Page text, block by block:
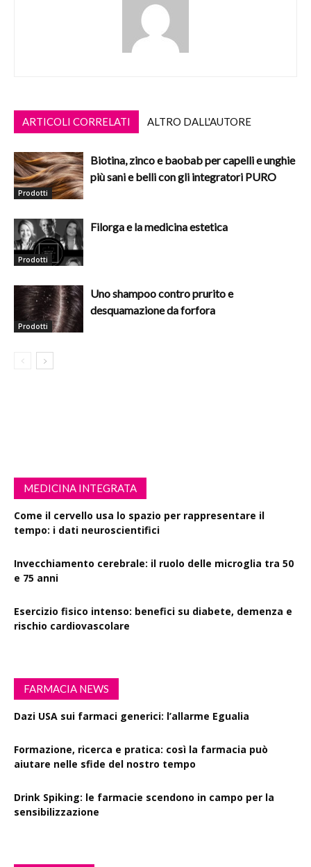
ARTICOLI CORRELATI ALTRO DALL'AUTORE
Prodotti
Biotina, zinco e baobab per capelli e unghie
più sani e belli con gli integratori PURO
Prodotti
Filorga e la medicina estetica
Prodotti
Uno shampoo contro prurito e
desquamazione da forfora
MEDICINA INTEGRATA
Come il cervello usa lo spazio per rappresentare il
tempo: i dati neuroscientifici
Invecchiamento cerebrale: il ruolo delle microglia tra 50
e 75 anni
Esercizio fisico intenso: benefici su diabete, demenza e
rischio cardiovascolare
FARMACIA NEWS
Dazi USA sui farmaci generici: l’allarme Egualia
Formazione, ricerca e pratica: così la farmacia può
aiutare nelle sfide del nostro tempo
Drink Spiking: le farmacie scendono in campo per la
sensibilizzazione